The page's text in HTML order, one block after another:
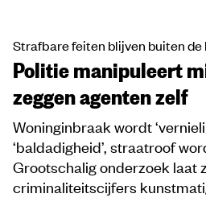
Strafbare feiten blijven buiten de
Politie manipuleert
zeggen agenten zelf
Woninginbraak wordt
‘baldadigheid’, straatroof
Grootschalig onderzoek laat
criminaliteitscijfers